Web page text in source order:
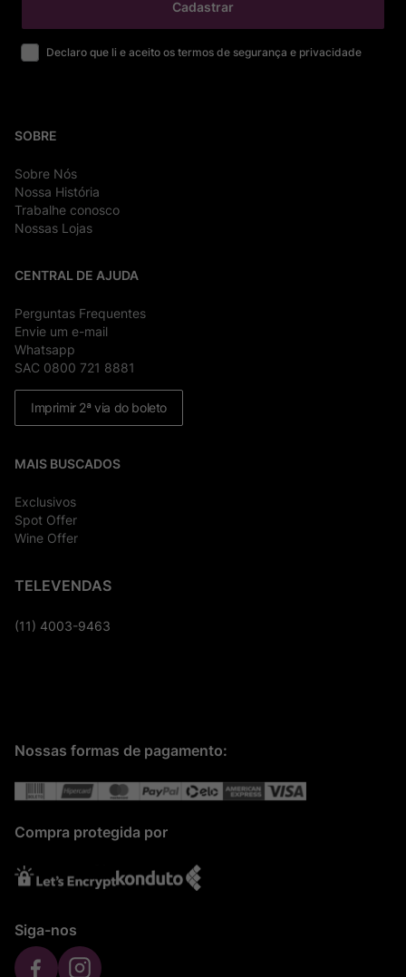
Cadastrar
Declaro que li e aceito os termos de segurança e privacidade
SOBRE
Sobre Nós
Nossa História
Trabalhe conosco
Nossas Lojas
CENTRAL DE AJUDA
Perguntas Frequentes
Envie um e-mail
Whatsapp
SAC 0800 721 8881
Imprimir 2ª via do boleto
MAIS BUSCADOS
Exclusivos
Spot Offer
Wine Offer
TELEVENDAS
(11) 4003-9463
Nossas formas de pagamento:
Compra protegida por
Siga-nos